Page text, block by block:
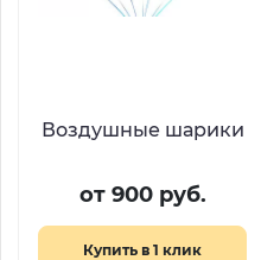
Воздушные шарики
от 900 руб.
Купить в 1 клик